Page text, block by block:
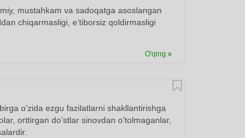
mustahkam va sadoqatga asoslangan
chiqarmasligi, e’tiborsiz qoldirmasligi
O'qing
o’zida ezgu fazilatlarni shakllantirishga
orttirgan do’stlar sinovdan o’tolmaganlar,